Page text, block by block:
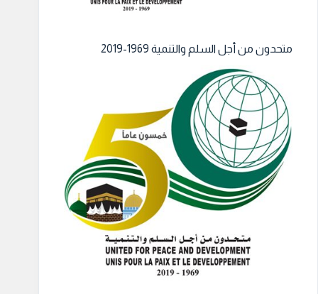
متحدون من أجل السلم والتنمية 1969-2019